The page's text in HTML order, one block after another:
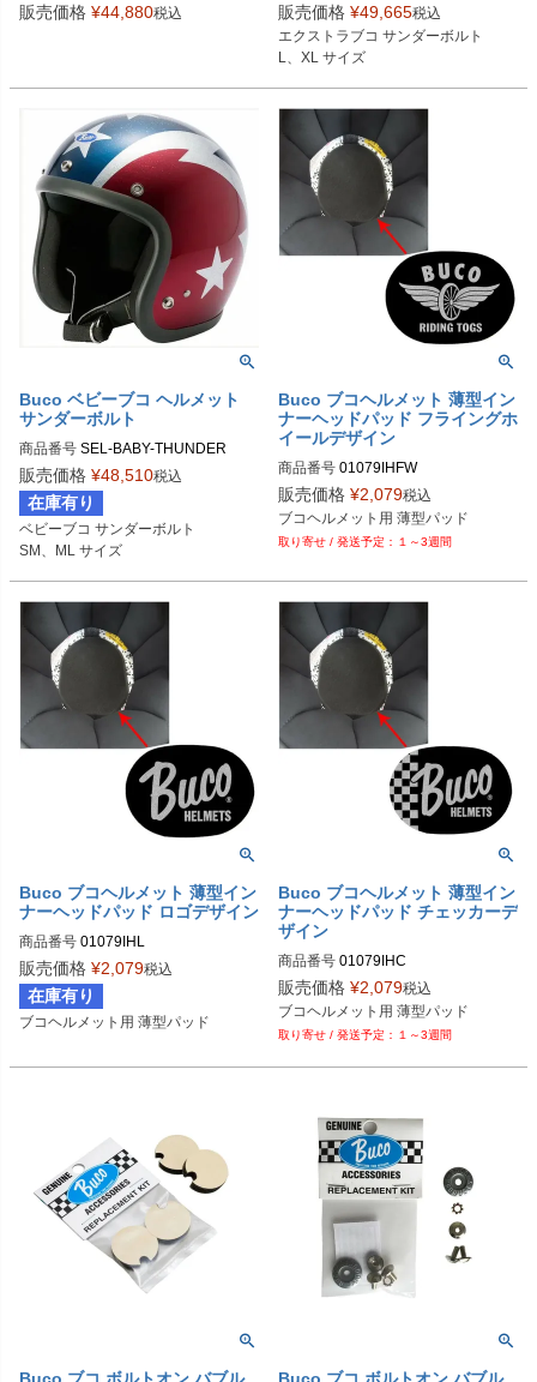
販売価格 ¥44,880税込
Lサイズ商品コード：0107EBCTB20
225
0226
Buco（ブコ）
販売価格 ¥49,665税込
エクストラブコ サンダーボルト
L、XL サイズ
Buco ベビーブコ ヘルメット
サンダーボルト
商品番号 SEL-BABY-THUNDER
SMサイズ商品コード：0107BBCTB
20223
MLサイズ商品コード：0107BBCTB2
0224
Buco（ブコ）
販売価格 ¥48,510税込
在庫有り
ベビーブコ サンダーボルト
SM、ML サイズ
Buco ブコヘルメット 薄型イン
ナーヘッドパッド フライングホ
イールデザイン
商品番号 01079IHFW
Buco（ブコ）
販売価格 ¥2,079税込
ブコヘルメット用 薄型パッド
１～3週間
Buco ブコヘルメット 薄型イン
ナーヘッドパッド ロゴデザイン
商品番号 01079IHL
Buco（ブコ）
販売価格 ¥2,079税込
在庫有り
ブコヘルメット用 薄型パッド
Buco ブコヘルメット 薄型イン
ナーヘッドパッド チェッカーデ
ザイン
商品番号 01079IHC
Buco（ブコ）
販売価格 ¥2,079税込
ブコヘルメット用 薄型パッド
１～3週間